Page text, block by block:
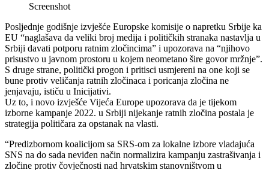
Screenshot
Posljednje godišnje izvješće Europske komisije o napretku Srbije ka
EU “naglašava da veliki broj medija i političkih stranaka nastavlja u
Srbiji davati potporu ratnim zločincima” i upozorava na “njihovo
prisustvo u javnom prostoru u kojem neometano šire govor mržnje”.
S druge strane, politički progon i pritisci usmjereni na one koji se
bune protiv veličanja ratnih zločinaca i poricanja zločina ne
jenjavaju, ističu u Inicijativi.
Uz to, i novo izvješće Vijeća Europe upozorava da je tijekom
izborne kampanje 2022. u Srbiji nijekanje ratnih zločina postala je
strategija političara za opstanak na vlasti.
“Predizbornom koalicijom sa SRS-om za lokalne izbore vladajuća
SNS na do sada neviđen način normalizira kampanju zastrašivanja i
zločine protiv čovječnosti nad hrvatskim stanovništvom u